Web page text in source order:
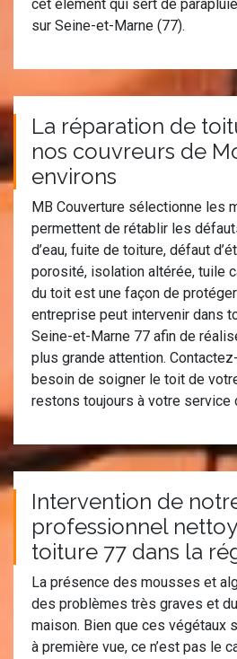
cet élément qui sert de
sur Seine-et-Marne (77).
La réparation de
nos couvreurs de
environs
MB Couverture sélectionne les
permettent de rétablir les
d’eau, fuite de toiture, défaut
porosité, isolation altérée, tuile
du toit est une façon de
entreprise peut intervenir dans
Seine-et-Marne 77 afin de
plus grande attention.
besoin de soigner le toit de
restons toujours à votre service
Intervention de
professionnel
toiture 77 dans la
La présence des mousses et
des problèmes très graves et
maison. Bien que ces végétaux
à première vue, ce n’est pas le